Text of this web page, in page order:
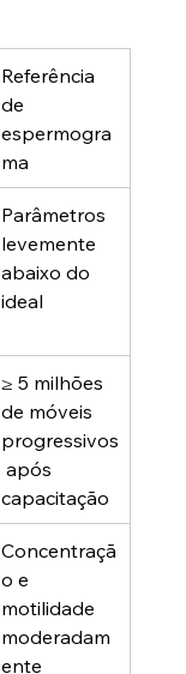
Referência
de
espermogra
ma
Parâmetros
levemente
abaixo do
ideal
≥ 5 milhões
de móveis
progressivos
após
capacitação
Concentraçã
o e
motilidade
moderadam
ente